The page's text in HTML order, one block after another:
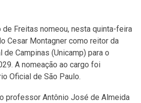
de Freitas nomeou, nesta quinta-feira
Cesar Montagner como reitor da
de Campinas (Unicamp) para o
A nomeação ao cargo foi
Oficial de São Paulo.
professor Antônio José de Almeida